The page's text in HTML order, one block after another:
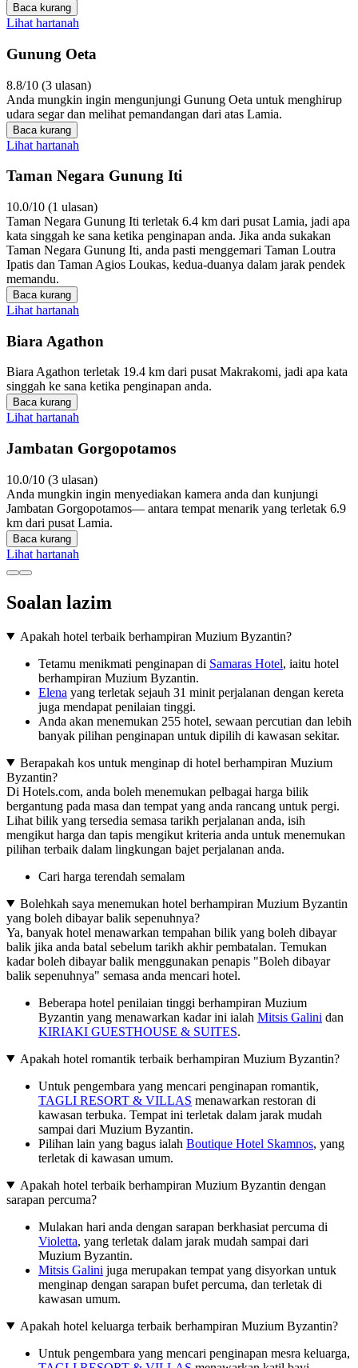
Baca kurang
Lihat hartanah
Gunung Oeta
8.8/10 (3 ulasan)
Anda mungkin ingin mengunjungi Gunung Oeta untuk menghirup
udara segar dan melihat pemandangan dari atas Lamia.
Baca kurang
Lihat hartanah
Taman Negara Gunung Iti
10.0/10 (1 ulasan)
Taman Negara Gunung Iti terletak 6.4 km dari pusat Lamia, jadi apa
kata singgah ke sana ketika penginapan anda. Jika anda sukakan
Taman Negara Gunung Iti, anda pasti menggemari Taman Loutra
Ipatis dan Taman Agios Loukas, kedua-duanya dalam jarak pendek
memandu.
Baca kurang
Lihat hartanah
Biara Agathon
Biara Agathon terletak 19.4 km dari pusat Makrakomi, jadi apa kata
singgah ke sana ketika penginapan anda.
Baca kurang
Lihat hartanah
Jambatan Gorgopotamos
10.0/10 (3 ulasan)
Anda mungkin ingin menyediakan kamera anda dan kunjungi
Jambatan Gorgopotamos— antara tempat menarik yang terletak 6.9
km dari pusat Lamia.
Baca kurang
Lihat hartanah
Soalan lazim
Apakah hotel terbaik berhampiran Muzium Byzantin?
Tetamu menikmati penginapan di Samaras Hotel, iaitu hotel
berhampiran Muzium Byzantin.
Elena yang terletak sejauh 31 minit perjalanan dengan kereta
juga mendapat penilaian tinggi.
Anda akan menemukan 255 hotel, sewaan percutian dan lebih
banyak pilihan penginapan untuk dipilih di kawasan sekitar.
Berapakah kos untuk menginap di hotel berhampiran Muzium
Byzantin?
Di Hotels.com, anda boleh menemukan pelbagai harga bilik
bergantung pada masa dan tempat yang anda rancang untuk pergi.
Lihat bilik yang tersedia semasa tarikh perjalanan anda, isih
mengikut harga dan tapis mengikut kriteria anda untuk menemukan
pilihan terbaik dalam lingkungan bajet perjalanan anda.
Cari harga terendah semalam
Bolehkah saya menemukan hotel berhampiran Muzium Byzantin
yang boleh dibayar balik sepenuhnya?
Ya, banyak hotel menawarkan tempahan bilik yang boleh dibayar
balik jika anda batal sebelum tarikh akhir pembatalan. Temukan
kadar boleh dibayar balik menggunakan penapis "Boleh dibayar
balik sepenuhnya" semasa anda mencari hotel.
Beberapa hotel penilaian tinggi berhampiran Muzium
Byzantin yang menawarkan kadar ini ialah Mitsis Galini dan
KIRIAKI GUESTHOUSE & SUITES.
Apakah hotel romantik terbaik berhampiran Muzium Byzantin?
Untuk pengembara yang mencari penginapan romantik,
TAGLI RESORT & VILLAS menawarkan restoran di
kawasan terbuka. Tempat ini terletak dalam jarak mudah
sampai dari Muzium Byzantin.
Pilihan lain yang bagus ialah Boutique Hotel Skamnos, yang
terletak di kawasan umum.
Apakah hotel terbaik berhampiran Muzium Byzantin dengan
sarapan percuma?
Mulakan hari anda dengan sarapan berkhasiat percuma di
Violetta, yang terletak dalam jarak mudah sampai dari
Muzium Byzantin.
Mitsis Galini juga merupakan tempat yang disyorkan untuk
menginap dengan sarapan bufet percuma, dan terletak di
kawasan umum.
Apakah hotel keluarga terbaik berhampiran Muzium Byzantin?
Untuk pengembara yang mencari penginapan mesra keluarga,